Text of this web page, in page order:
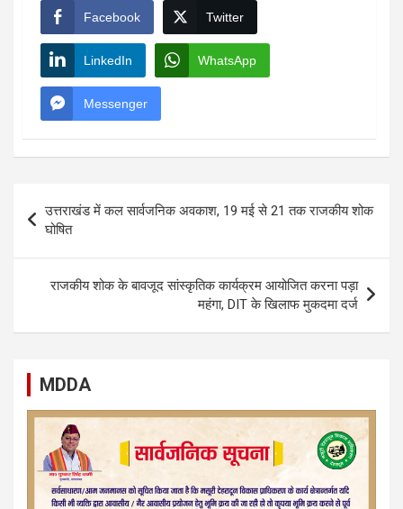
Facebook Twitter
LinkedIn WhatsApp
Messenger
navigation
उत्तराखंड में कल सार्वजनिक अवकाश, 19 मई से 21 तक राजकीय शोक
घोषित
राजकीय शोक के बावजूद सांस्कृतिक कार्यक्रम आयोजित करना पड़ा
महंगा, DIT के खिलाफ मुकदमा दर्ज
MDDA